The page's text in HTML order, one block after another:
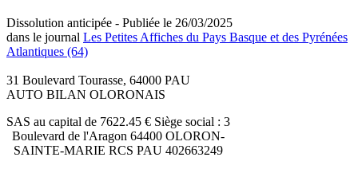
Dissolution anticipée - Publiée le 26/03/2025
dans le journal Les Petites Affiches du Pays Basque et des Pyrénées
Atlantiques (64)
31 Boulevard Tourasse, 64000 PAU
AUTO BILAN OLORONAIS
SAS au capital de 7622.45 € Siège social : 3
Boulevard de l'Aragon 64400 OLORON-
SAINTE-MARIE RCS PAU 402663249